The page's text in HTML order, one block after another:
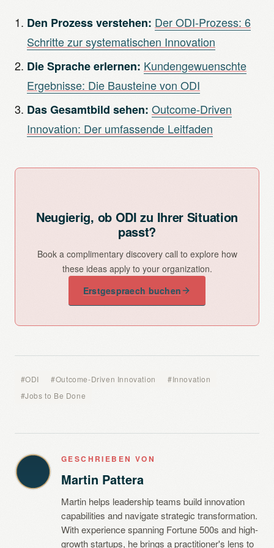
Den Prozess verstehen: Der ODI-Prozess: 6
Schritte zur systematischen Innovation
Die Sprache erlernen: Kundengewuenschte
Ergebnisse: Die Bausteine von ODI
Das Gesamtbild sehen: Outcome-Driven
Innovation: Der umfassende Leitfaden
Neugierig, ob ODI zu Ihrer Situation
passt?
Book a complimentary discovery call to explore how
these ideas apply to your organization.
Erstgespraech buchen
#ODI #Outcome-Driven Innovation
#Innovation
#Jobs to Be Done
GESCHRIEBEN VON
Martin Pattera
Martin helps leadership teams build innovation
capabilities and navigate strategic transformation.
With experience spanning Fortune 500s and high-
growth startups, he brings a practitioner's lens to